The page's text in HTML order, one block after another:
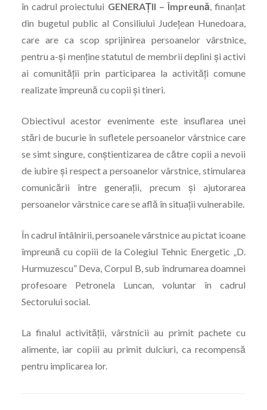
în cadrul proiectului GENERAȚII – Împreună, finanțat
din bugetul public al Consiliului Județean Hunedoara,
care are ca scop sprijinirea persoanelor vârstnice,
pentru a-și menține statutul de membrii deplini și activi
ai comunității prin participarea la activități comune
realizate împreună cu copii și tineri.
Obiectivul acestor evenimente este insuflarea unei
stări de bucurie în sufletele persoanelor vârstnice care
se simt singure, conştientizarea de către copii a nevoii
de iubire şi respect a persoanelor vârstnice, stimularea
comunicării între generații, precum și ajutorarea
persoanelor vârstnice care se află în situații vulnerabile.
În cadrul întâlnirii, persoanele vârstnice au pictat icoane
împreună cu copiii de la Colegiul Tehnic Energetic „D.
Hurmuzescu” Deva, Corpul B, sub îndrumarea doamnei
profesoare Petronela Luncan, voluntar în cadrul
Sectorului social.
La finalul activității, vârstnicii au primit pachete cu
alimente, iar copiii au primit dulciuri, ca recompensă
pentru implicarea lor.